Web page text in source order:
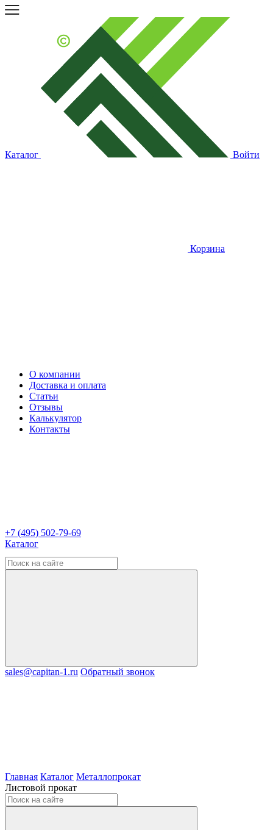
Каталог Войти
Корзина
О компании
Доставка и оплата
Статьи
Отзывы
Калькулятор
Контакты
+7 (495) 502-79-69
Каталог
sales@capitan-1.ru Обратный звонок
Главная Каталог Металлопрокат
Листовой прокат